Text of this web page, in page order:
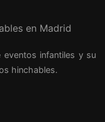
eventos infantiles y su
hinchables.